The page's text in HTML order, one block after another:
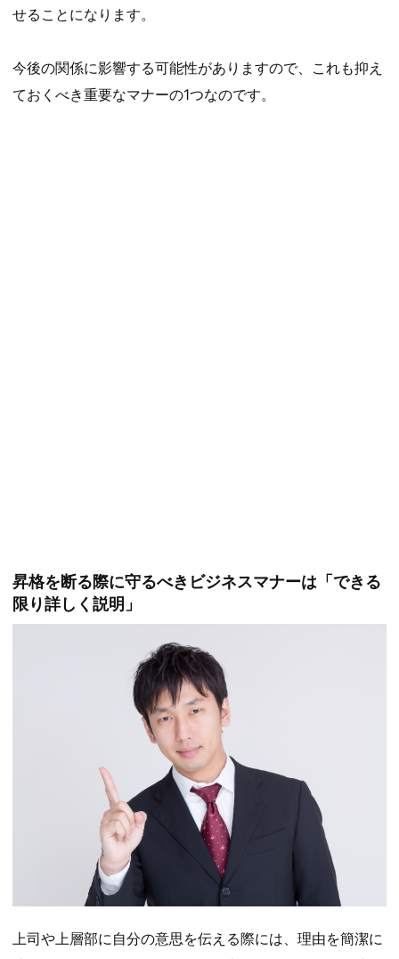
せることになります。
今後の関係に影響する可能性がありますので、これも抑え
ておくべき重要なマナーの1つなのです。
昇格を断る際に守るべきビジネスマナーは「できる
限り詳しく説明」
上司や上層部に自分の意思を伝える際には、理由を簡潔に